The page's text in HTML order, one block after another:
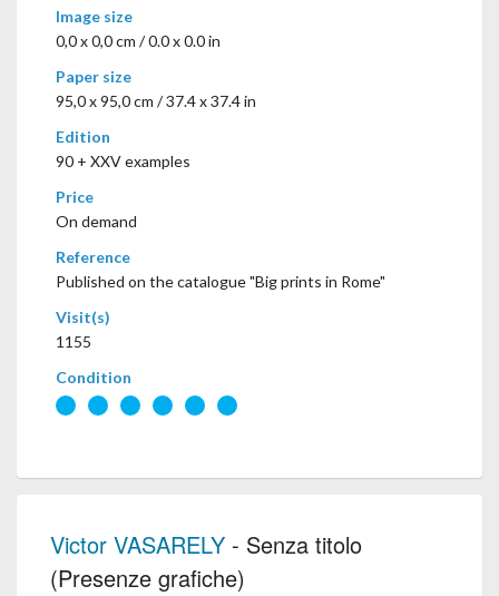
Image size
0,0 x 0,0 cm / 0.0 x 0.0 in
Paper size
95,0 x 95,0 cm / 37.4 x 37.4 in
Edition
90 + XXV examples
Price
On demand
Reference
Published on the catalogue "Big prints in Rome"
Visit(s)
1155
Condition
Victor VASARELY - Senza titolo
(Presenze grafiche)